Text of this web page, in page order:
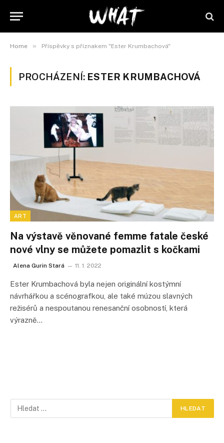
Home » Příspěvky s příznakem "Ester Krumbachová"
PROCHÁZENÍ: ESTER KRUMBACHOVÁ
ART
Na výstavě věnované femme fatale české
nové vlny se můžete pomazlit s kočkami
Alena Gurin Stará 11. 1. 2022
Ester Krumbachová byla nejen originální kostýmní
návrhářkou a scénografkou, ale také múzou slavných
režisérů a nespoutanou renesanční osobností, která
výrazně…